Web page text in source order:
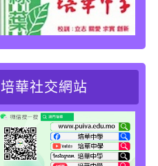
培華社交網站